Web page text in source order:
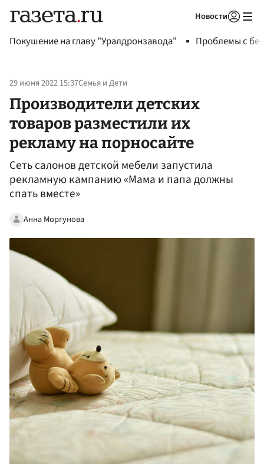
Новости
Покушение на главу "Уралдронзавода" Проблемы с
29 июня 2022 15:37Семья и Дети
Производители детских
товаров разместили их
рекламу на порносайте
Сеть салонов детской мебели запустила
рекламную кампанию «Мама и папа должны
спать вместе»
Анна Моргунова